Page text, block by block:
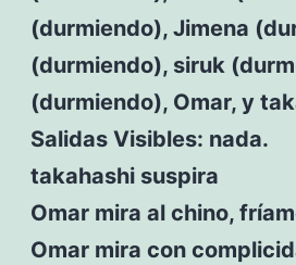
(durmiendo), Jimena
(durmiendo), siruk
(durmiendo), Omar, y
Salidas Visibles: nada.
takahashi suspira
Omar mira al chino,
Omar mira con